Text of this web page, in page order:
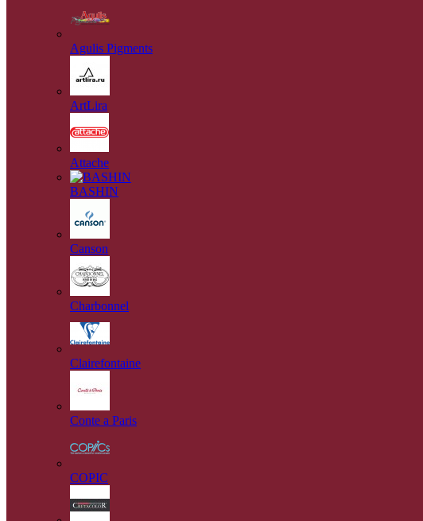
Agulis Pigments
ArtLira
Attache
BASHIN
Canson
Charbonnel
Clairefontaine
Conte a Paris
COPIC